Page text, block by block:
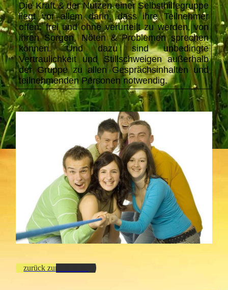
Die Kraft & der Nutzen einer Selbsthilfegruppe
liegt vor allem darin, dass ihre Teilnehmer
offen, frei und ohne verurteilt zu werden, von
ihren Sorgen, Nöten & Problemen sprechen
können. Und dazu sind unbedingte
Vertraulichkeit und Stillschweigen außerhalb
der Gruppe zu allen Gesprächsinhalten und
teilnehmenden Personen notwendig.
zurück zur Startseite